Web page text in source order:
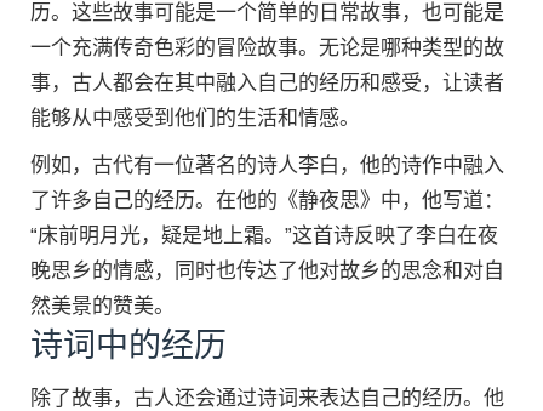
历。这些故事可能是一个简单的日常故事，也可能是
一个充满传奇色彩的冒险故事。无论是哪种类型的故
事，古人都会在其中融入自己的经历和感受，让读者
能够从中感受到他们的生活和情感。
例如，古代有一位著名的诗人李白，他的诗作中融入
了许多自己的经历。在他的《静夜思》中，他写道：
“床前明月光，疑是地上霜。”这首诗反映了李白在夜
晚思乡的情感，同时也传达了他对故乡的思念和对自
然美景的赞美。
诗词中的经历
除了故事，古人还会通过诗词来表达自己的经历。他